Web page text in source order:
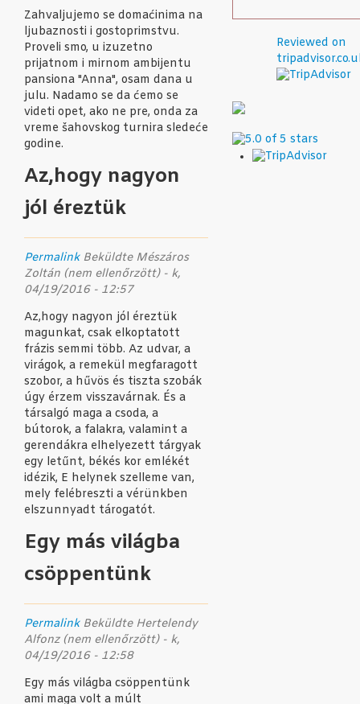
Zahvaljujemo se domaćinima na
ljubaznosti i gostoprimstvu.
Proveli smo, u izuzetno
prijatnom i mirnom ambijentu
pansiona "Anna", osam dana u
julu. Nadamo se da ćemo se
videti opet, ako ne pre, onda za
vreme šahovskog turnira sledeće
godine.
Az,hogy nagyon
jól éreztük
Permalink Beküldte Mészáros
Zoltán (nem ellenőrzött)- k,
04/19/2016 - 12:57
Az,hogy nagyon jól éreztük
magunkat, csak elkoptatott
frázis semmi több. Az udvar, a
virágok, a remekül megfaragott
szobor, a hűvös és tiszta szobák
úgy érzem visszavárnak. És a
társalgó maga a csoda, a
bútorok, a falakra, valamint a
gerendákra elhelyezett tárgyak
egy letűnt, békés kor emlékét
idézik, E helynek szelleme van,
mely felébreszti a vérünkben
elszunnyadt tárogatót.
Egy más világba
csöppentünk
Permalink Beküldte Hertelendy
Alfonz (nem ellenőrzött)- k,
04/19/2016 - 12:58
Egy más világba csöppentünk
ami maga volt a múlt
Reviewed on